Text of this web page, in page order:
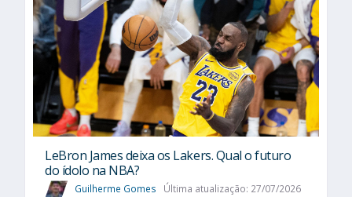
LeBron James deixa os Lakers. Qual o futuro
do ídolo na NBA?
Guilherme Gomes Última atualização: 27/07/2026